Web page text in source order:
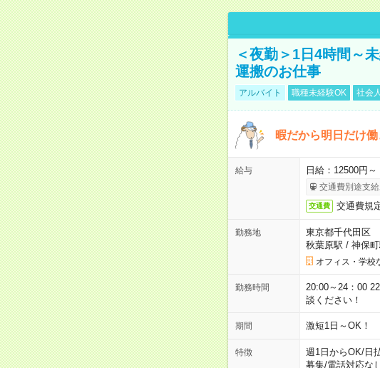
＜夜勤＞1日4時間～
運搬のお仕事
アルバイト 職種未経験OK 社会
暇だから明日だけ
給与 日給：12500円
交通費別途支給
交通費 交通費規
勤務地
東京都千代田区
秋葉原駅 / 神保
オフィス・学校
勤務時間
20:00～24：00
談ください！
期間 激短1日～OK！
特徴 週1日からOK/日
募集/電話対応な